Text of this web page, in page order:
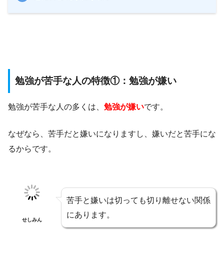
勉強が苦手な人の特徴①：勉強が嫌い
勉強が苦手な人の多くは、 勉強が嫌いです。
なぜなら、苦手だと嫌いになりますし、嫌いだと苦手にな
るからです。
せしみん
苦手と嫌いは切っても切り離せない関係
にあります。